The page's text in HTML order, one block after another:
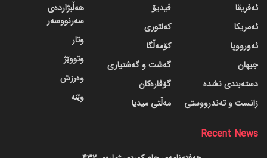
ئەفریقا
ئەمریکا
ئەورووپا
جیهان
دسته‌بندی نشده
زانست و تەندرووستی
ڤیدیۆ
کەلتوری
کۆمەڵگا
گه‌شت و گه‌شتیاری
گۆڤاره‌کان
مەڵتی میدیا
هەڵبژاردەی
سەرنووسەر
وتار
وتووێژ
وەرزش
وێنە
Recent News